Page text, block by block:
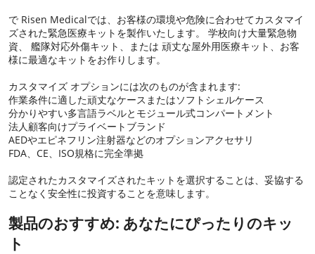
で Risen Medicalでは、お客様の環境や危険に合わせてカスタマイ
ズされた緊急医療キットを製作いたします。 学校向け大量緊急物
資、 艦隊対応外傷キット、または 頑丈な屋外用医療キット、お客
様に最適なキットをお作りします。
カスタマイズ オプションには次のものが含まれます:
作業条件に適した頑丈なケースまたはソフトシェルケース
分かりやすい多言語ラベルとモジュール式コンパートメント
法人顧客向けプライベートブランド
AEDやエピネフリン注射器などのオプションアクセサリ
FDA、CE、ISO規格に完全準拠
認定されたカスタマイズされたキットを選択することは、妥協する
ことなく安全性に投資することを意味します。
製品のおすすめ: あなたにぴったりのキッ
ト